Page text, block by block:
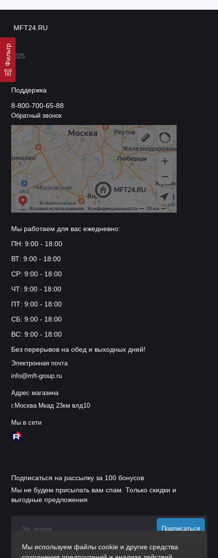
Фильтр
Мы используем файлы cookie и другие средства
MFT24.RU
2025
Поддержка
8-800-700-65-88
Обратный звонок
Мы работаем для вас ежедневно:
ПН: 9:00 - 18:00
ВТ: 9:00 - 18:00
СР: 9:00 - 18:00
ЧТ: 9:00 - 18:00
ПТ: 9:00 - 18:00
СБ: 9:00 - 18:00
ВС: 9:00 - 18:00
Без перерывов на обед и выходных дней!
Электронная почта
info@mft-group.ru
Адрес магазина
г.Москва Мкад 23км влд10
Мы в сети
Подписаться на рассылку за 100 бонусов
Мы не будем присылать вам спам. Только скидки и
выгодные предложения
Подписаться
Нажимая на кнопку «Подписаться», Вы даетесогласие на